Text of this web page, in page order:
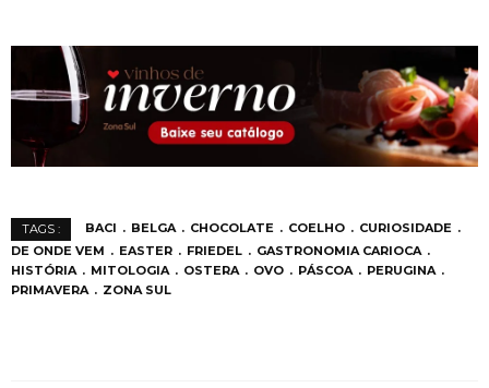
TAGS : BACI BELGA CHOCOLATE COELHO
CURIOSIDADE
DE ONDE VEM
EASTER FRIEDEL
GASTRONOMIA CARIOCA
HISTÓRIA
MITOLOGIA OSTERA OVO PÁSCOA
PERUGINA
PRIMAVERA
ZONA SUL